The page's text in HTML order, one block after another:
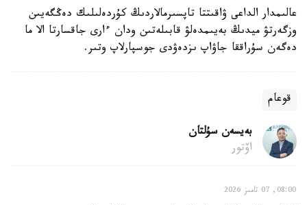
عالىمدار الداعى ۋاقىتتا تاپسىرمالاردىڭ كۇردەلىلىك دەڭگەيىن
وزگەرتۋ ميدىڭ بەيىمدەلۋ قابىلەتىن ودان ءارى جاقسارتا الا ما
دەگەن سۇراققا جاۋاپ ىزدەۋدى جوسپارلاپ وتىر.
قوعام
بەيسەن سۇلتان
اۆتور
08:00, 07 تامىز 2026